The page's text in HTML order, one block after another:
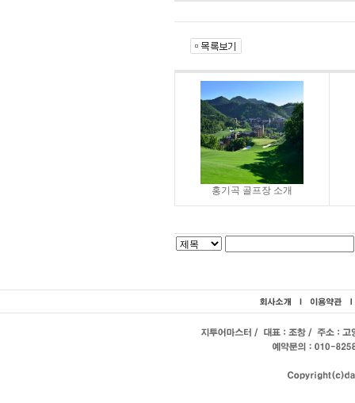
홍기곡 골프장 소개